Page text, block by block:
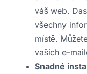
váš web.
všechny
místě.
vašich e-
Snadné